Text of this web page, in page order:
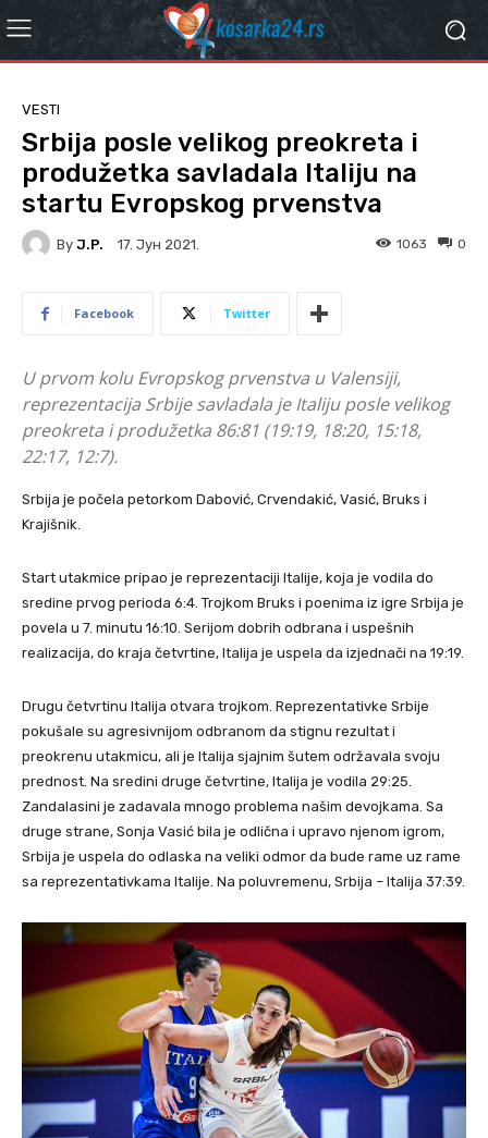
VESTI
Srbija posle velikog preokreta i
produžetka savladala Italiju na
startu Evropskog prvenstva
By J.P. 17. Јун 2021. 0
1063
Facebook Twitter
U prvom kolu Evropskog prvenstva u Valensiji,
reprezentacija Srbije savladala je Italiju posle velikog
preokreta i produžetka 86:81 (19:19, 18:20, 15:18,
22:17, 12:7).
Srbija je počela petorkom Dabović, Crvendakić, Vasić, Bruks i
Krajišnik.
Start utakmice pripao je reprezentaciji Italije, koja je vodila do
sredine prvog perioda 6:4. Trojkom Bruks i poenima iz igre Srbija je
povela u 7. minutu 16:10. Serijom dobrih odbrana i uspešnih
realizacija, do kraja četvrtine, Italija je uspela da izjednači na 19:19.
Drugu četvrtinu Italija otvara trojkom. Reprezentativke Srbije
pokušale su agresivnijom odbranom da stignu rezultat i
preokrenu utakmicu, ali je Italija sjajnim šutem održavala svoju
prednost. Na sredini druge četvrtine, Italija je vodila 29:25.
Zandalasini je zadavala mnogo problema našim devojkama. Sa
druge strane, Sonja Vasić bila je odlična i upravo njenom igrom,
Srbija je uspela do odlaska na veliki odmor da bude rame uz rame
sa reprezentativkama Italije. Na poluvremenu, Srbija – Italija 37:39.